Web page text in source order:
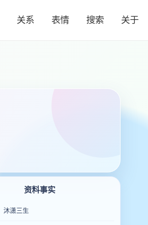
关系 表情 搜索 关于
资料事实
沐潇三生